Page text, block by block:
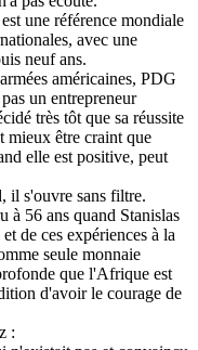
une référence mondiale
avec une
neuf ans.
américaines, PDG
un entrepreneur
très tôt que sa réussite
mieux être craint que
elle est positive, peut
il s'ouvre sans filtre.
à 56 ans quand Stanislas
de ces expériences à la
seule monnaie
que l'Afrique est
d'avoir le courage de
: